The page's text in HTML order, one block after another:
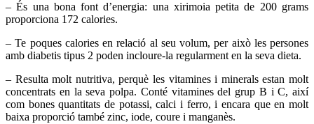
– És una bona font d’energia: una xirimoia petita de 200 grams
proporciona 172 calories.
– Te poques calories en relació al seu volum, per això les persones
amb diabetis tipus 2 poden incloure-la regularment en la seva dieta.
– Resulta molt nutritiva, perquè les vitamines i minerals estan molt
concentrats en la seva polpa. Conté vitamines del grup B i C, així
com bones quantitats de potassi, calci i ferro, i encara que en molt
baixa proporció també zinc, iode, coure i manganès.